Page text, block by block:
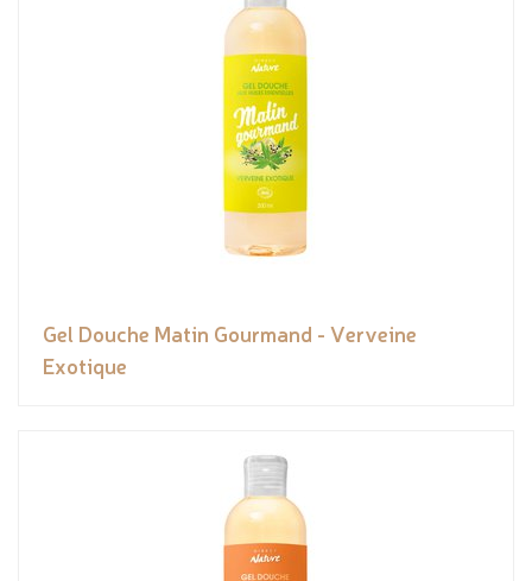
Gel Douche Matin Gourmand - Verveine
Exotique